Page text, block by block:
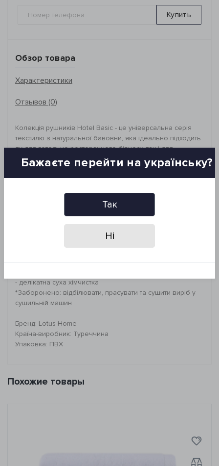
Купить
Обзор товара
Характеристики
Отзывов (0)
Колекція рушників Hotel Basic - це універсальна серія
текстилю з натуральної бавовни, яка ідеально підходить
як для готельно-ресторанного бізнесу, так і для
домашнього використання. Рушники представлені в
різних варіантах щільності, що дає змогу обрати
оптимальний варіант для будь-яких потреб. А широка
зручність та естетику у користуванні.
_________________________________
Склад: 100% бавовна, махра
- делікатна суха хімчистка
*Заборонено: відбілювати, прасувати та сушити виріб у
сушильній машин
Бренд: Lotus Home
Країна-виробник: Туреччина
Упаковка: ПВХ
Похожие товары
Бажаєте перейти на українську?
Так
Ні